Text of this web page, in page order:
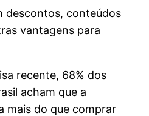
descontos, conteúdos
vantagens para
recente, 68% dos
acham que a
mais do que comprar